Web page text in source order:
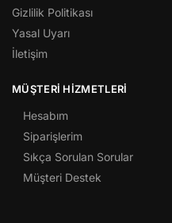
Gizlilik Politikası
Yasal Uyarı
İletişim
MÜŞTERI HIZMETLERI
Hesabım
Siparişlerim
Sıkça Sorulan Sorular
Müşteri Destek